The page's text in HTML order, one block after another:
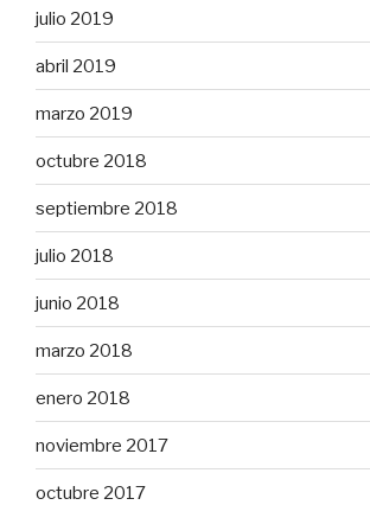
julio 2019
abril 2019
marzo 2019
octubre 2018
septiembre 2018
julio 2018
junio 2018
marzo 2018
enero 2018
noviembre 2017
octubre 2017